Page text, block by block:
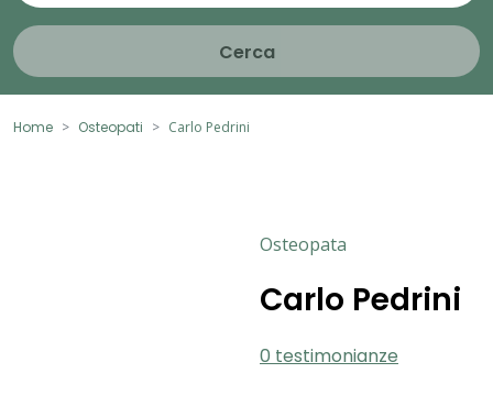
Cerca
Home Osteopati Carlo Pedrini
Osteopata
Carlo Pedrini
0 testimonianze